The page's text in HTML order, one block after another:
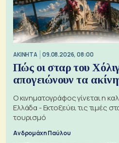
ΑΚΙΝΗΤΑ 09.08.2026, 08:00
Πώς οι σταρ του
απογειώνουν τα
Ο κινηματογράφος γίνεται η
Ελλάδα - Εκτοξεύει τις τιμές
τουρισμό
Ανδρομάχη Παύλου